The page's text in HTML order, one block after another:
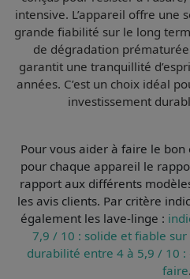
intensive. L’appareil offre une
grande fiabilité sur le long
de dégradation
garantit une tranquillité
années. C’est un choix idéal
investissement
Pour vous aider à faire le bon
pour chaque appareil le
rapport aux différents
les avis clients. Par critère
également les lave-linge :
7,9 / 10 : solide et fiable
durabilité entre 4 à 5,9 / 10
faire.